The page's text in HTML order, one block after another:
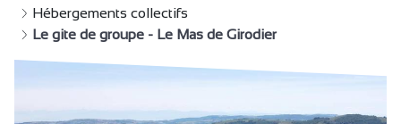
Hébergements collectifs
Le gite de groupe - Le Mas de Girodier